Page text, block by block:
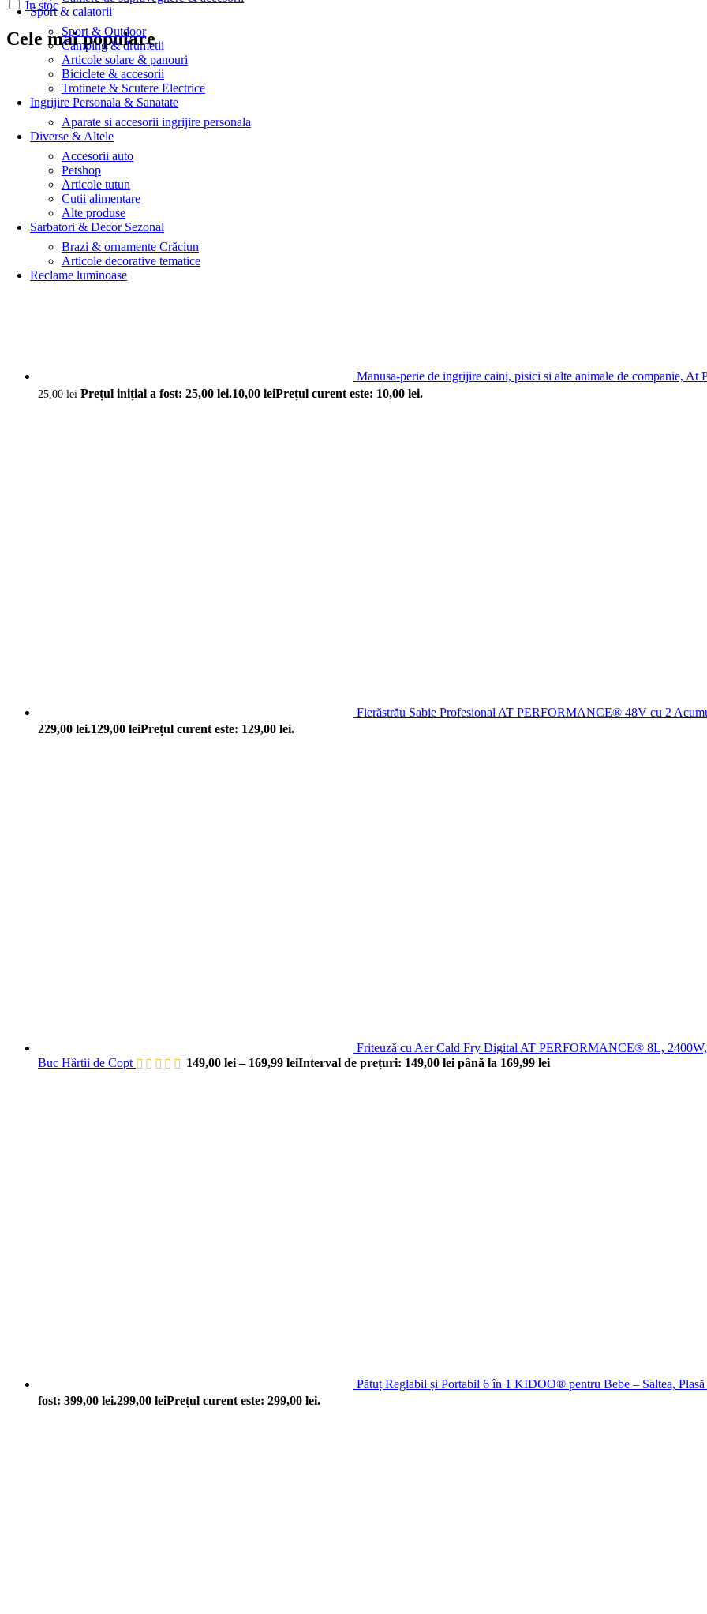
Sport & calatorii
Sport & Outdoor
Camping & drumetii
Articole solare & panouri
Biciclete & accesorii
Trotinete & Scutere Electrice
Ingrijire Personala & Sanatate
Aparate si accesorii ingrijire personala
Diverse & Altele
Accesorii auto
Petshop
Articole tutun
Cutii alimentare
Alte produse
Sarbatori & Decor Sezonal
Brazi & ornamente Crăciun
Articole decorative tematice
Reclame luminoase
In stoc
Cele mai populare
Manusa-perie de ingrijire caini, pisici si alte animale de companie, At
25,00lei Prețul inițial a fost: 25,00 lei.10,00 leiPrețul curent este: 10,00 lei.
Fierăstrău Sabie Profesional AT PERFORMANCE® 48V cu 2
229,00 lei.129,00 leiPrețul curent este: 129,00 lei.
Friteuză cu Aer Cald Fry Digital AT PERFORMANCE® 8L,
Buc Hârtii de Copt
149,00 lei – 169,99 leiInterval de prețuri: 149,00 lei până la 169,99 lei
Pătuț Reglabil și Portabil 6 în 1 KIDOO® pentru Bebe – Saltea,
fost: 399,00 lei.299,00 leiPrețul curent este: 299,00 lei.